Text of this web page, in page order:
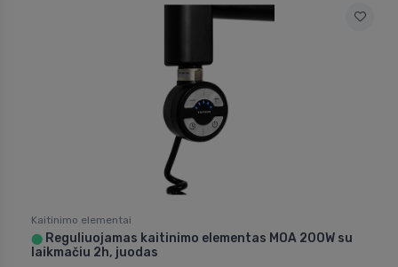
Kaitinimo elementai
⬤ Reguliuojamas kaitinimo elementas MOA 200W su
laikmačiu 2h, juodas